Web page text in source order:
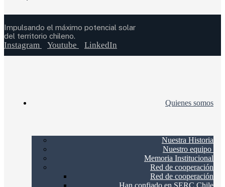
Impulsando el máximo potencial solar
del territorio chileno.
Instagram Youtube LinkedIn
Quienes somos
Nuestra Historia
Nuestro equipo
Memoria Institucional
Red de cooperación
Red de cooperación
Han confiado en SERC Chile